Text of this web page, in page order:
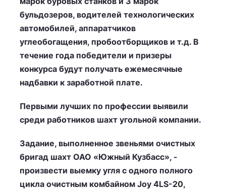
бульдозеров, водителей технологических
автомобилей, аппаратчиков
углеобогащения, пробоотборщиков и т.д. В
течение года победители и призеры
конкурса будут получать ежемесячные
надбавки к заработной плате.
Первыми лучших по профессии выявили
среди работников шахт угольной компании.
Задание, выполненное звеньями очистных
бригад шахт ОАО «Южный Кузбасс», -
произвести выемку угля с одного полного
цикла очистным комбайном Joy 4LS-20,